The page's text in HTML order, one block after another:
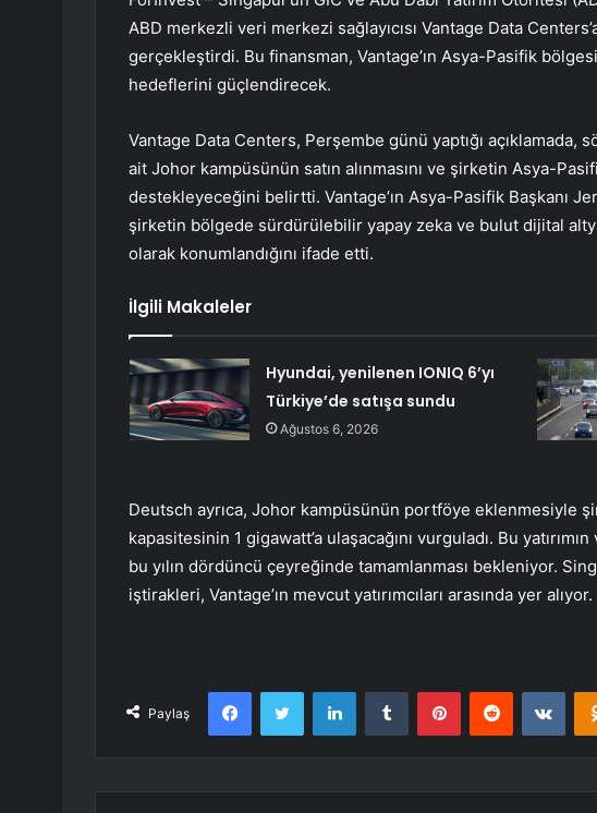
ABD merkezli veri merkezi sağlayıcısı Vantage Data
gerçekleştirdi. Bu finansman, Vantage’ın Asya-Pasifik
hedeflerini güçlendirecek.
Vantage Data Centers, Perşembe günü yaptığı açıklamada,
ait Johor kampüsünün satın alınmasını ve şirketin Asya-
destekleyeceğini belirtti. Vantage’ın Asya-Pasifik Başkanı
şirketin bölgede sürdürülebilir yapay zeka ve bulut dijital
olarak konumlandığını ifade etti.
İlgili Makaleler
Hyundai, yenilenen IONIQ 6’yı
Türkiye’de satışa sundu
Ağustos 6, 2026
Deutsch ayrıca, Johor kampüsünün portföye eklenmesiyle
kapasitesinin 1 gigawatt’a ulaşacağını vurguladı. Bu
bu yılın dördüncü çeyreğinde tamamlanması bekleniyor.
iştirakleri, Vantage’ın mevcut yatırımcıları arasında yer alıyor.
Paylaş
FacebookTwitter LinkedInTumblr PinterestReddit